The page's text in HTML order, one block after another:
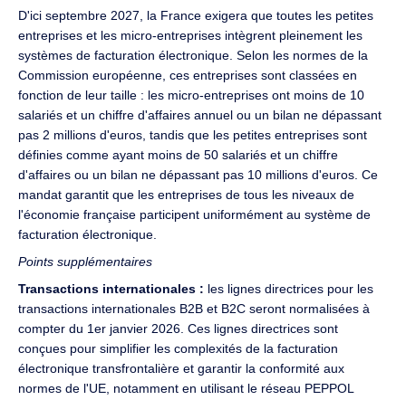
D'ici septembre 2027, la France exigera que toutes les petites
entreprises et les micro-entreprises intègrent pleinement les
systèmes de facturation électronique. Selon les normes de la
Commission européenne, ces entreprises sont classées en
fonction de leur taille : les micro-entreprises ont moins de 10
salariés et un chiffre d'affaires annuel ou un bilan ne dépassant
pas 2 millions d'euros, tandis que les petites entreprises sont
définies comme ayant moins de 50 salariés et un chiffre
d'affaires ou un bilan ne dépassant pas 10 millions d'euros. Ce
mandat garantit que les entreprises de tous les niveaux de
l'économie française participent uniformément au système de
facturation électronique.
Points supplémentaires
Transactions internationales : les lignes directrices pour les
transactions internationales B2B et B2C seront normalisées à
compter du 1er janvier 2026. Ces lignes directrices sont
conçues pour simplifier les complexités de la facturation
électronique transfrontalière et garantir la conformité aux
normes de l'UE, notamment en utilisant le réseau PEPPOL